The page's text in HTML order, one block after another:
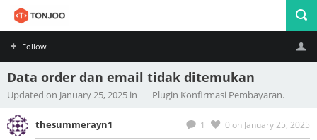
Follow
Profile Logout
Data order dan email tidak ditemukan
Updated on January 25, 2025 in Plugin Konfirmasi Pembayaran.
1 0 on January 25, 2025
thesummerayn1